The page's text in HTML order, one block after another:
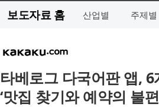
보도자료 홈 산업별 주제별
타베로그 다국어판 앱,
‘맛집 찾기와 예약의 불